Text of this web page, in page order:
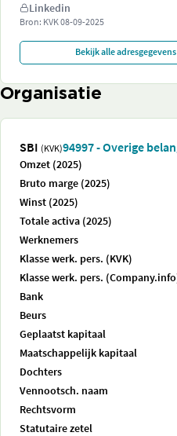
Linkedin
Bron: KVK08-09-2025
Bekijk alle adresgegevens
Organisatie
SBI (KVK)94997 - Overige
Omzet (2025)
Bruto marge (2025)
Winst (2025)
Totale activa (2025)
Werknemers
Klasse werk. pers. (KVK)
Klasse werk. pers.
Bank
Beurs
Geplaatst kapitaal
Maatschappelijk kapitaal
Dochters
Vennootsch. naam
Rechtsvorm
Statutaire zetel